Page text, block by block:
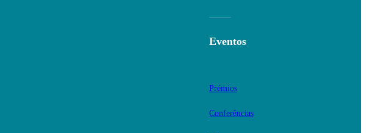
Eventos
Prémios
Conferências